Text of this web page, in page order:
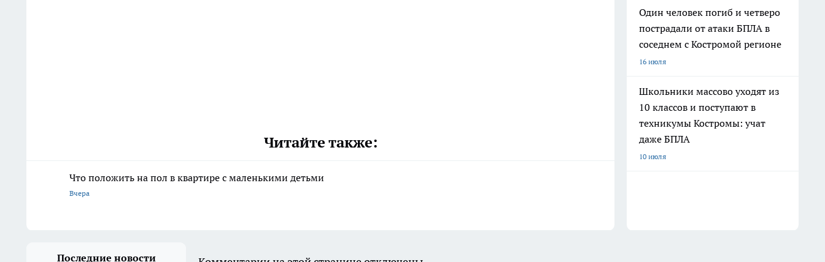
Читайте также:
Что положить на пол в квартире с маленькими детьми
Вчера
Один человек погиб и четверо
пострадали от атаки БПЛА в
соседнем с Костромой регионе
16 июля
Школьники массово уходят из
10 классов и поступают в
техникумы Костромы: учат
даже БПЛА
10 июля
Последние новости